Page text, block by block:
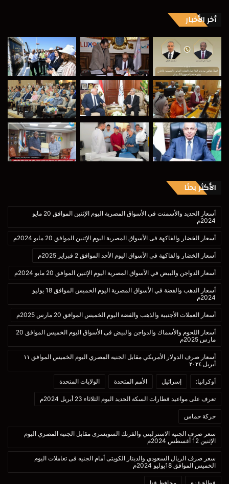
أخر الأخبار
الأكثر بحثا
أسعار الحديد والأسمنت فى الأسواق المصرية اليوم الإثنين الموافق 20 مايو
2024م
أسعار الخضار والفاكهة فى الأسواق المصرية اليوم الإثنين الموافق 20 مايو 2024م
أسعار الخضار والفاكهة فى الأسواق اليوم الأحد الموافق 2 فبراير 2025م
أسعار الدواجن والبيض في الأسواق المصرية اليوم الإثنين الموافق 20 مايو 2024م
أسعار الذهب والفضة في الأسواق المصرية اليوم الخميس الموافق 18 يوليو
2024م
أسعار العملات الأجنبية والذهب والفضة اليوم الخميس الموافق 20 مارس 2025م
أسعار اللحوم والأسماك والدواجن والبيض فى الأسواق اليوم الخميس الموافق 20
مارس 2025م
أسعار صرف الدولار الأمريكي مقابل الجنيه المصري اليوم الخميس الموافق ١١
أبريل ٢٠٢٤
أوكرانيا: إسرائيل الأمم المتحدة الولايات المتحدة
تعرف على مواعيد قطارات السكة الحديد اليوم الثلاثاء 23 أبريل 2024م
حركة حماس
سعر صرف الجنيه الاسترليني والفرنك السويسرى مقابل الجنيه المصري اليوم
الإثنين 12 أغسطس 2024م
سعر صرف الريال السعودي والدينار الكويتى أمام الجنيه فى تعاملات اليوم
الخميس الموافق 18يوليو 2024م